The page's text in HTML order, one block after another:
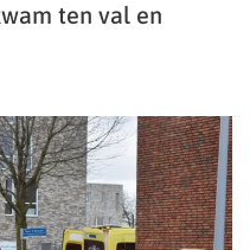
ten val en